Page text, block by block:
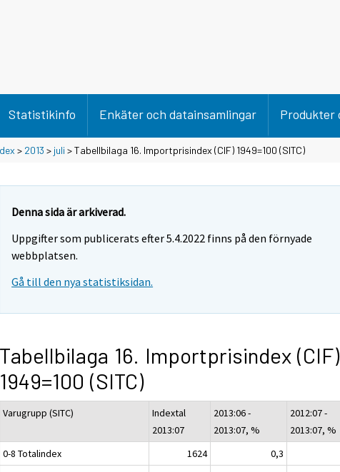
Statistikinfo Enkäter och datainsamlingar Produkter
> 2013 > juli > Tabellbilaga 16. Importprisindex (CIF) 1949=100 (SITC)
Denna sida är arkiverad.
Uppgifter som publicerats efter 5.4.2022 finns på den förnyade
webbplatsen.
Gå till den nya statistiksidan.
Tabellbilaga 16. Importprisindex (CIF)
1949=100 (SITC)
Varugrupp (SITC)
Indextal
2013:07
2013:06 -
2013:07, %
2012:07 -
2013:07, %
0-8 Totalindex
1624
0,3